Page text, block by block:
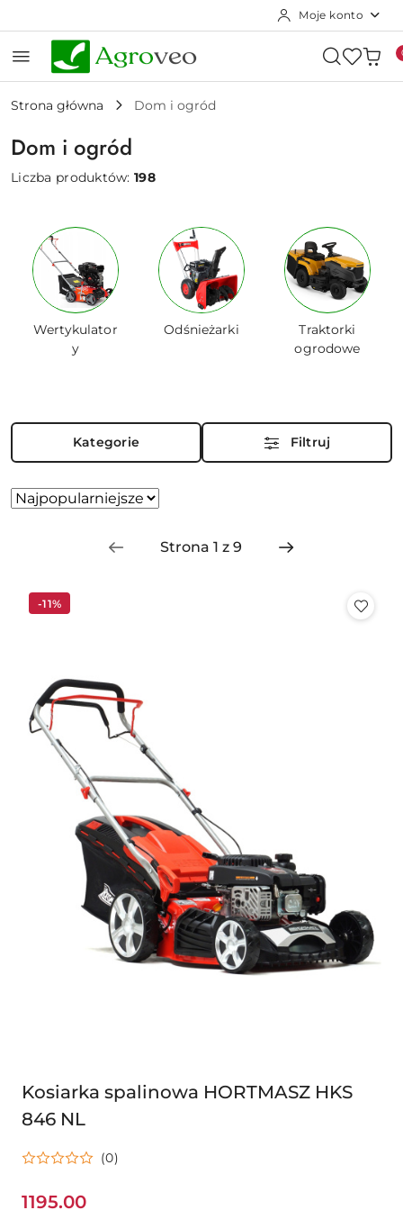
Moje konto
Strona główna Dom i ogród
Dom i ogród
Liczba produktów:198
Wertykulator
y
Odśnieżarki
Traktorki
ogrodowe
Kategorie Filtruj
Zastosowano
Najpopularniejsze.
Sortuj
-11%
Kosiarka spalinowa HORTMASZ HKS
846 NL
(0)
1195.00